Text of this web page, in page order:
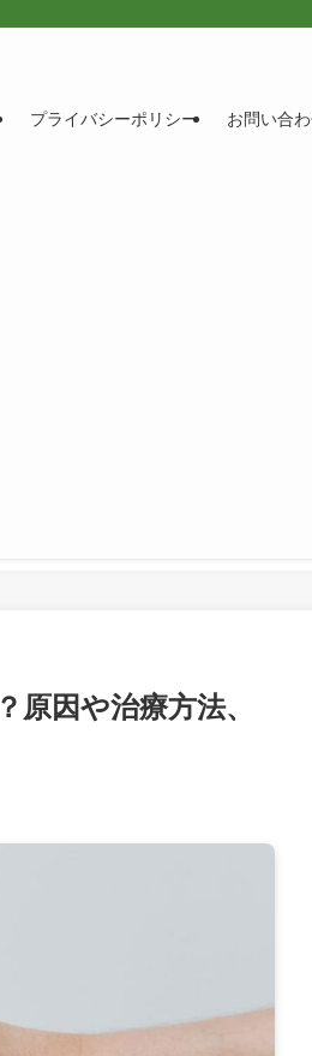
プライバシーポリシー お問い合
原因や治療方法、